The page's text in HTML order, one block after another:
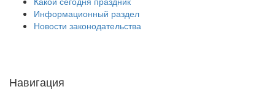
Информационный раздел
Новости законодательства
Навигация